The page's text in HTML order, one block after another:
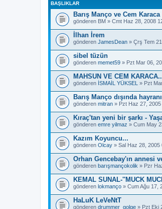
BAŞLIKLAR
Barış Manço ve Cem Karaca
gönderen BM » Cmt Haz 28, 2008
İlhan İrem
gönderen JamesDean » Çrş Tem
sibel tüzün
gönderen memet59 » Pzt Mar 06,
MAHSUN VE CEM
gönderen İSMAİL YÜKSEL » Pzt
Barış Manço dışında
gönderen mitran » Pzt Haz 27,
Kıraç'tan yeni bir şarkı -
gönderen emre yilmaz » Cum May
Kazım Koyuncu...
gönderen Olcay » Sal Haz 28, 2005
Orhan Gencebay'ın annesi
gönderen barışmançokolik » Pzr
KEMAL SUNAL-''MUCK
gönderen lokmanço » Cum Ağu 17,
HaLuK LeVeNtT
gönderen drummer_golge » Pzt Eki